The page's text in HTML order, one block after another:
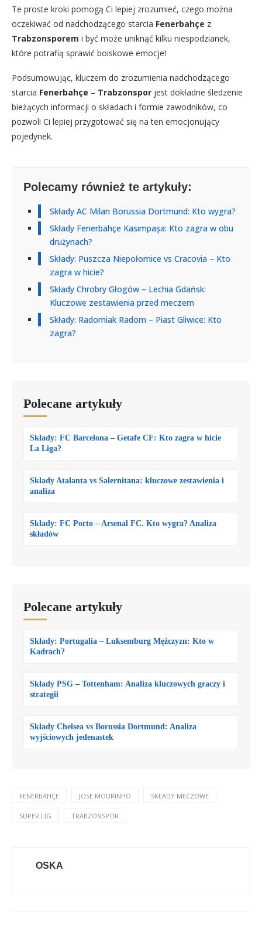
Te proste kroki pomogą Ci lepiej zrozumieć, czego można
oczekiwać od nadchodzącego starcia Fenerbahçe z
Trabzonsporem i być może uniknąć kilku niespodzianek,
które potrafią sprawić boiskowe emocje!
Podsumowując, kluczem do zrozumienia nadchodzącego
starcia Fenerbahçe – Trabzonspor jest dokładne śledzenie
bieżących informacji o składach i formie zawodników, co
pozwoli Ci lepiej przygotować się na ten emocjonujący
pojedynek.
Polecamy również te artykuły:
Składy AC Milan Borussia Dortmund: Kto wygra?
Składy Fenerbahçe Kasımpaşa: Kto zagra w obu
drużynach?
Składy: Puszcza Niepołomice vs Cracovia – Kto
zagra w hicie?
Składy Chrobry Głogów – Lechia Gdańsk:
Kluczowe zestawienia przed meczem
Składy: Radomiak Radom – Piast Gliwice: Kto
zagra?
Polecane artykuły
Składy: FC Barcelona – Getafe CF: Kto zagra w hicie
La Liga?
Składy Atalanta vs Salernitana: kluczowe zestawienia i
analiza
Składy: FC Porto – Arsenal FC. Kto wygra? Analiza
składów
Polecane artykuły
Składy: Portugalia – Luksemburg Mężczyzn: Kto w
Kadrach?
Składy PSG – Tottenham: Analiza kluczowych graczy i
strategii
Składy Chelsea vs Borussia Dortmund: Analiza
wyjściowych jedenastek
FENERBAHÇE JOSE MOURINHO SKŁADY MECZOWE
SÜPER LIG TRABZONSPOR
OSKA